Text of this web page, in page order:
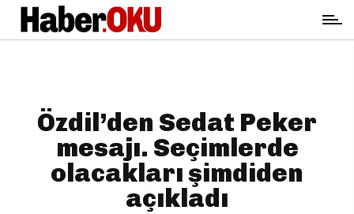
Özdil’den Sedat Peker
mesajı. Seçimlerde
olacakları şimdiden
açıkladı